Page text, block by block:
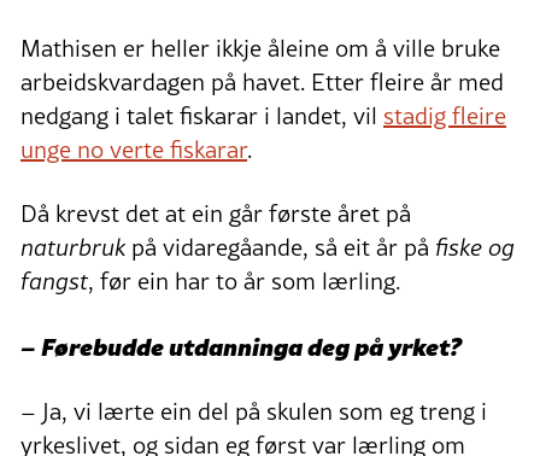
Mathisen er heller ikkje åleine om å ville bruke
arbeidskvardagen på havet. Etter fleire år med
nedgang i talet fiskarar i landet, vil stadig fleire
unge no verte fiskarar.
Då krevst det at ein går første året på
naturbrukpå vidaregåande, så eit år på fiske og
fangst, før ein har to år som lærling.
– Førebudde utdanninga deg på yrket?
– Ja, vi lærte ein del på skulen som eg treng i
yrkeslivet, og sidan eg først var lærling om